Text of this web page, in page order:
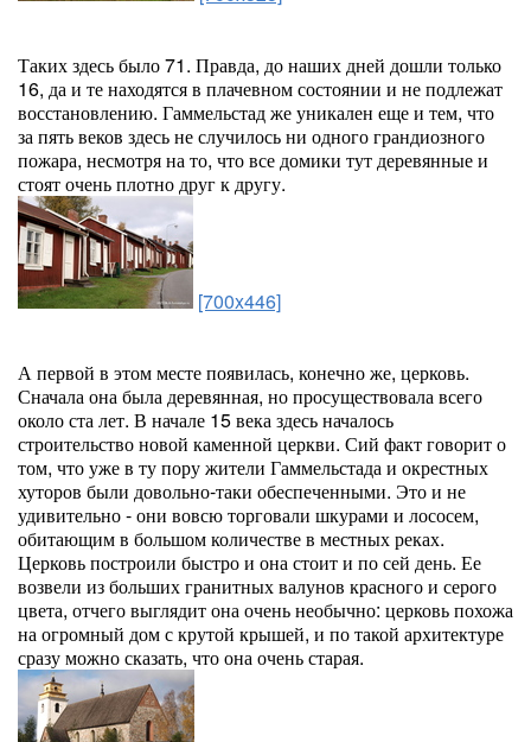
Таких здесь было 71. Правда, до наших дней дошли только
16, да и те находятся в плачевном состоянии и не подлежат
восстановлению. Гаммельстад же уникален еще и тем, что
за пять веков здесь не случилось ни одного грандиозного
пожара, несмотря на то, что все домики тут деревянные и
стоят очень плотно друг к другу.
[700x446]
А первой в этом месте появилась, конечно же, церковь.
Сначала она была деревянная, но просуществовала всего
около ста лет. В начале 15 века здесь началось
строительство новой каменной церкви. Сий факт говорит о
том, что уже в ту пору жители Гаммельстада и окрестных
хуторов были довольно-таки обеспеченными. Это и не
удивительно - они вовсю торговали шкурами и лососем,
обитающим в большом количестве в местных реках.
Церковь построили быстро и она стоит и по сей день. Ее
возвели из больших гранитных валунов красного и серого
цвета, отчего выглядит она очень необычно: церковь похожа
на огромный дом с крутой крышей, и по такой архитектуре
сразу можно сказать, что она очень старая.